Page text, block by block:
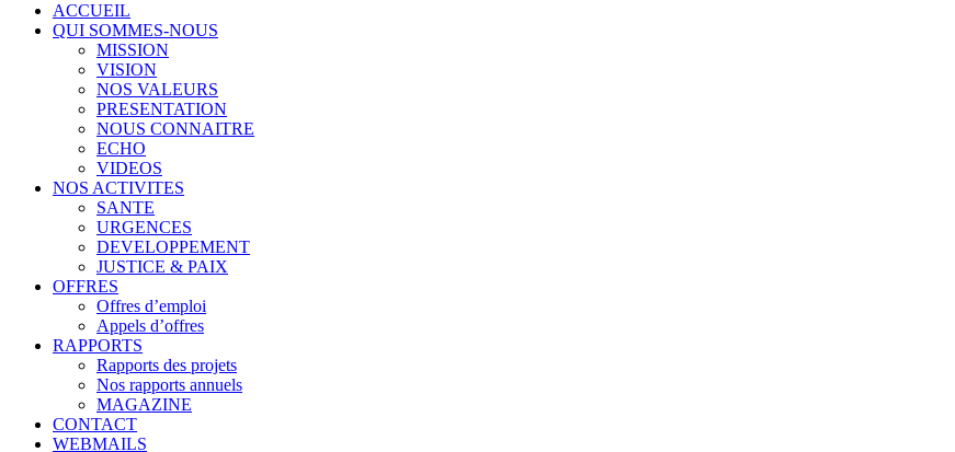
ACCUEIL
QUI SOMMES-NOUS
MISSION
VISION
NOS VALEURS
PRESENTATION
NOUS CONNAITRE
ECHO
VIDEOS
NOS ACTIVITES
SANTE
URGENCES
DEVELOPPEMENT
JUSTICE & PAIX
OFFRES
Offres d’emploi
Appels d’offres
RAPPORTS
Rapports des projets
Nos rapports annuels
MAGAZINE
CONTACT
WEBMAILS